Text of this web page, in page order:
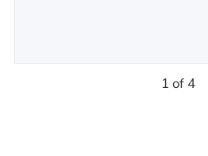
1 of 4